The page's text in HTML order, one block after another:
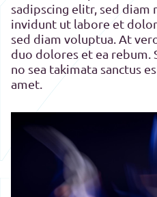
sadipscing elitr, sed
invidunt ut labore et
sed diam voluptua. At
duo dolores et ea rebum.
no sea takimata sanctus
amet.